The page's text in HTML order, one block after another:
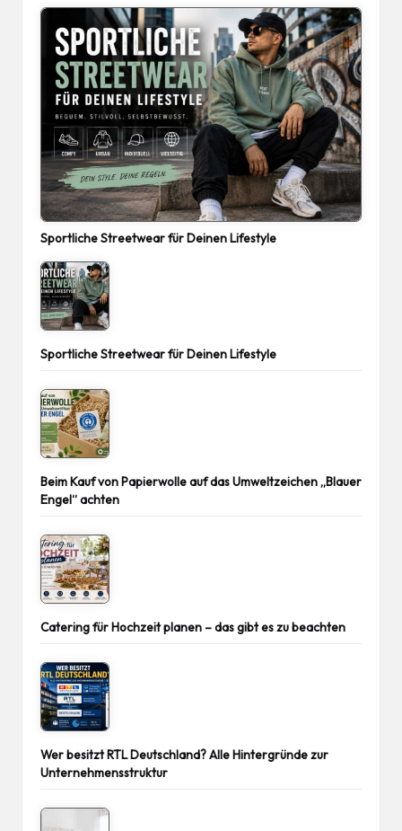
Sportliche Streetwear für Deinen Lifestyle
Sportliche Streetwear für Deinen Lifestyle
Beim Kauf von Papierwolle auf das Umweltzeichen „Blauer
Engel“ achten
Catering für Hochzeit planen – das gibt es zu beachten
Wer besitzt RTL Deutschland? Alle Hintergründe zur
Unternehmensstruktur